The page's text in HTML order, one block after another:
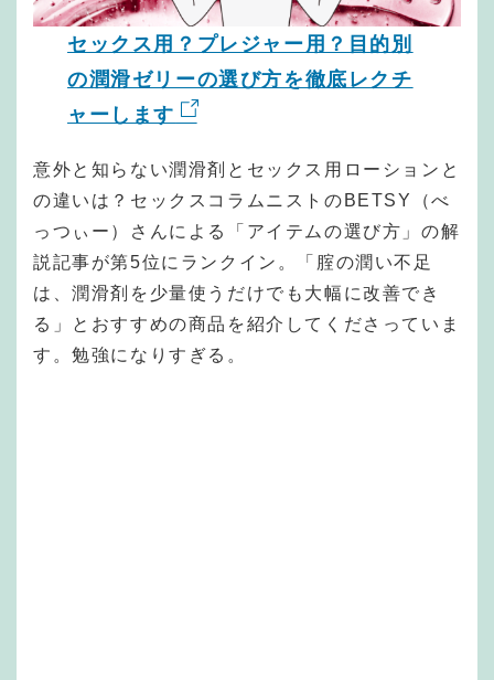
セックス用？プレジャー用？目的別
の潤滑ゼリーの選び方を徹底レクチ
ャーします
意外と知らない潤滑剤とセックス用ローションと
の違いは？セックスコラムニストのBETSY（べ
っつぃー）さんによる「アイテムの選び方」の解
説記事が第5位にランクイン。「腟の潤い不足
は、潤滑剤を少量使うだけでも大幅に改善でき
る」とおすすめの商品を紹介してくださっていま
す。勉強になりすぎる。